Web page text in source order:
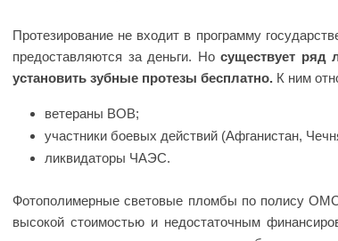
Протезирование не входит в программу
предоставляются за деньги. Носуществует ряд
установить зубные протезы бесплатно. К ним
ветераны ВОВ;
участники боевых действий (Афганистан,
ликвидаторы ЧАЭС.
Фотополимерные световые пломбы по полису ОМС
высокой стоимостью и недостаточным